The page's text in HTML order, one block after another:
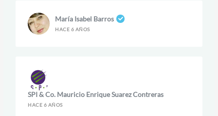
María Isabel Barros
HACE 6 AÑOS
SPI & Co. Mauricio Enrique Suarez Contreras
HACE 6 AÑOS